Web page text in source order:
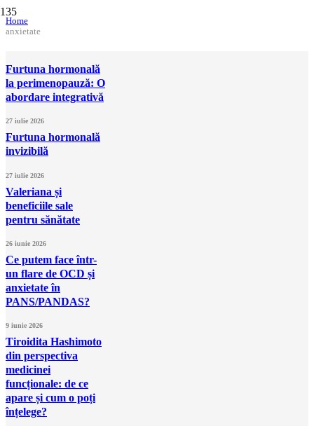
Home
anxietate
Furtuna hormonală
la perimenopauză: O
abordare integrativă
27 iulie 2026
Furtuna hormonală
invizibilă
27 iulie 2026
Valeriana și
beneficiile sale
pentru sănătate
26 iunie 2026
Ce putem face într-
un flare de OCD și
anxietate în
PANS/PANDAS?
9 iunie 2026
Tiroidita Hashimoto
din perspectiva
medicinei
funcționale: de ce
apare și cum o poți
înțelege?